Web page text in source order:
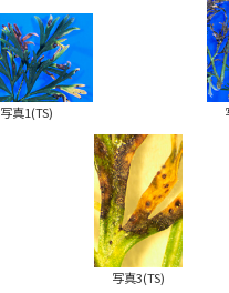
写真1(TS)
写真3(TS)